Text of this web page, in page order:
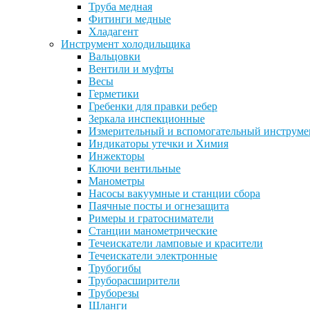
Труба медная
Фитинги медные
Хладагент
Инструмент холодильщика
Вальцовки
Вентили и муфты
Весы
Герметики
Гребенки для правки ребер
Зеркала инспекционные
Измерительный и вспомогательный
Индикаторы утечки и Химия
Инжекторы
Ключи вентильные
Манометры
Насосы вакуумные и станции сбора
Паячные посты и огнезащита
Римеры и гратосниматели
Станции манометрические
Течеискатели ламповые и красители
Течеискатели электронные
Трубогибы
Труборасширители
Труборезы
Шланги